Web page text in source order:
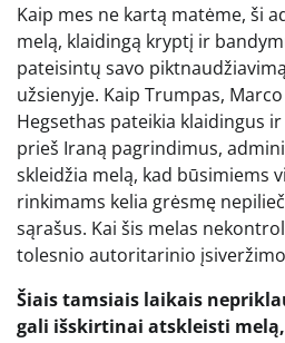
Kaip mes ne kartą matėme, ši
melą, klaidingą kryptį ir
pateisintų savo
užsienyje. Kaip Trumpas,
Hegsethas pateikia klaidingus
prieš Iraną pagrindimus,
skleidžia melą, kad būsimiems
rinkimams kelia grėsmę
sąrašus. Kai šis melas
tolesnio autoritarinio
Šiais tamsiais laikais
gali išskirtinai atskleisti